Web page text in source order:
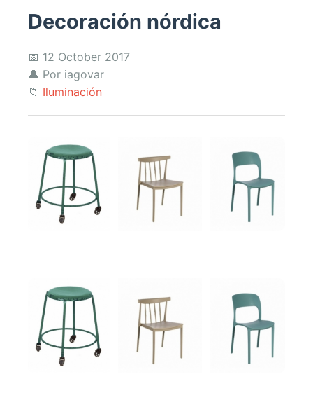
Decoración nórdica
📅 12 October 2017
👤 Por iagovar
📁 Iluminación